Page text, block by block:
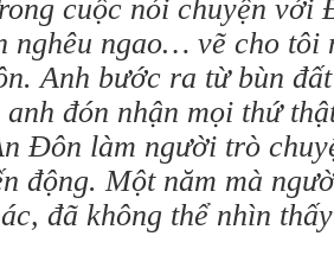
cuộc nói chuyện với
nghêu ngao… vẽ cho tôi
Anh bước ra từ bùn
đón nhận mọi thứ
Đôn làm người trò
động. Một năm mà
đã không thể nhìn